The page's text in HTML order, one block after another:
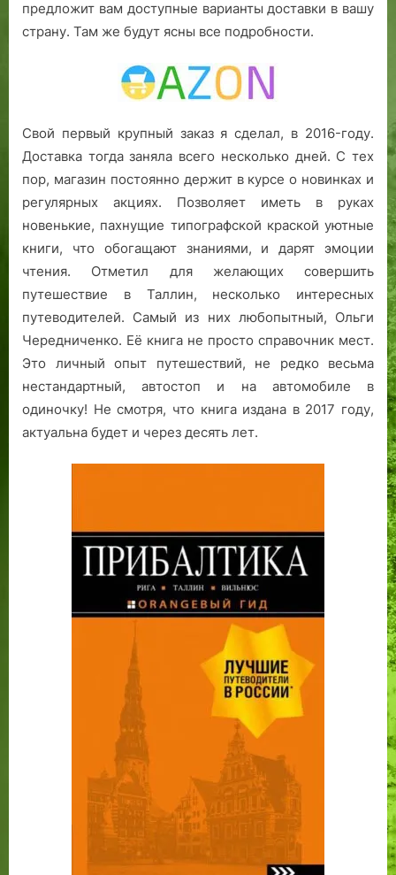
предложит вам доступные варианты доставки в вашу
страну. Там же будут ясны все подробности.
Свой первый крупный заказ я сделал, в 2016-году.
Доставка тогда заняла всего несколько дней. С тех
пор, магазин постоянно держит в курсе о новинках и
регулярных акциях. Позволяет иметь в руках
новенькие, пахнущие типографской краской уютные
книги, что обогащают знаниями, и дарят эмоции
чтения. Отметил для желающих совершить
путешествие в Таллин, несколько интересных
путеводителей. Самый из них любопытный, Ольги
Чередниченко. Её книга не просто справочник мест.
Это личный опыт путешествий, не редко весьма
нестандартный, автостоп и на автомобиле в
одиночку! Не смотря, что книга издана в 2017 году,
актуальна будет и через десять лет.